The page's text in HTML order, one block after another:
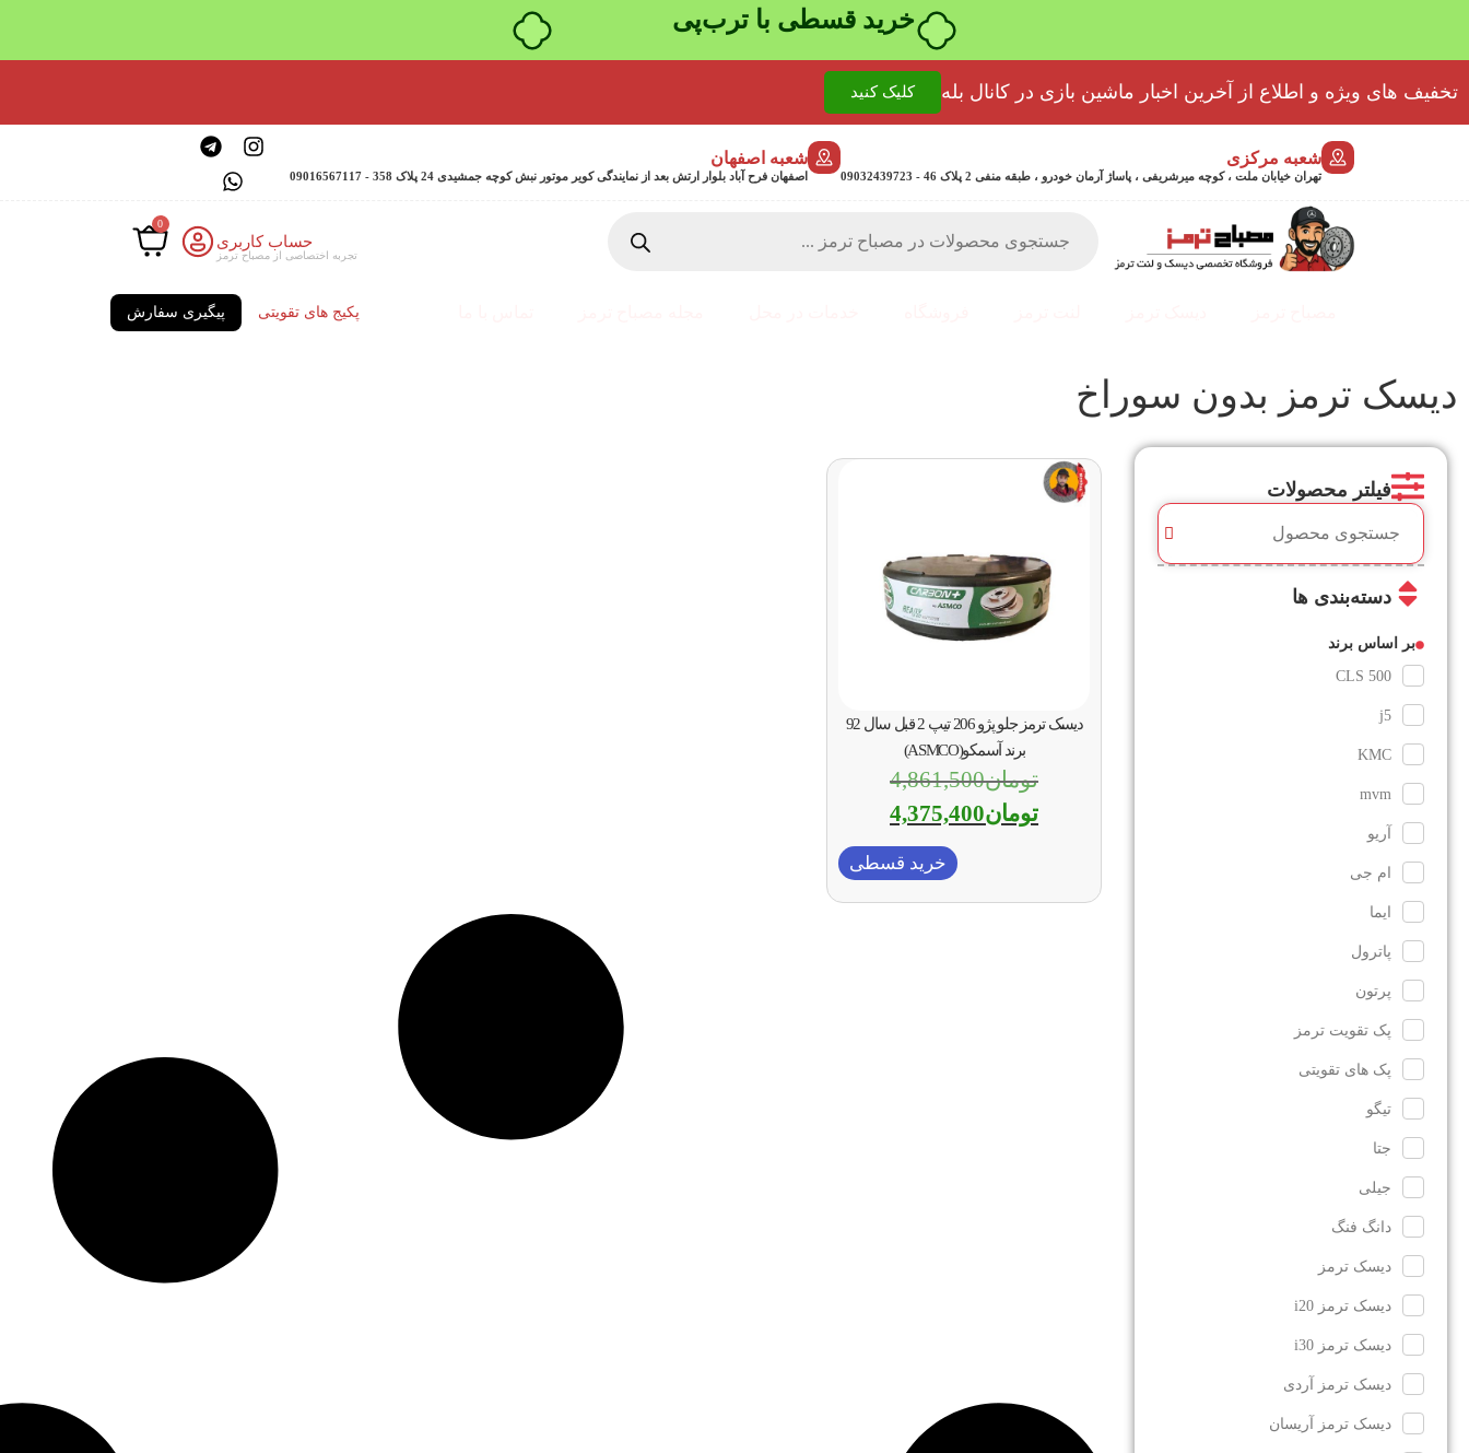
خرید قسطی با ترب‌پی
تخفیف های ویژه و اطلاع از آخرین اخبار ماشین بازی در کانال بله کلیک کنید
شعبه مرکزی
تهران خیابان ملت ، کوچه میرشریفی ، پاساژ آرمان خودرو ، طبقه منفی 2 پلاک 46 - 09032439723
شعبه اصفهان
اصفهان فرح آباد بلوار ارتش بعد از نمایندگی کویر موتور نبش کوچه جمشیدی 24 پلاک 358 - 09016567117
حساب کاربری
تجربه اختصاصی از مصباح ترمز
0
پکیج های تقویتی پیگیری سفارش
دیسک ترمز بدون سوراخ
فیلتر محصولات
دسته‌بندی ها
بر اساس برند
CLS 500
j5
KMC
mvm
آریو
ام جی
ایما
پاترول
پرتون
پک تقویت ترمز
پک های تقویتی
تیگو
جتا
جیلی
دانگ فنگ
دیسک ترمز
دیسک ترمز i20
دیسک ترمز i30
دیسک ترمز آردی
دیسک ترمز آریسان
دیسک ترمز جلو پژو 206 تیپ 2 قبل سال 92
برند آسمکو(ASMCO)
تومان4,861,500
تومان4,375,400
خرید قسطی